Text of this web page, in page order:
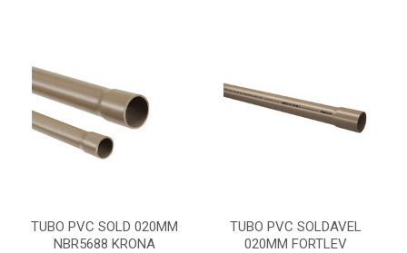
TUBO PVC SOLD 020MM
NBR5688 KRONA
TUBO PVC SOLDAVEL
020MM FORTLEV